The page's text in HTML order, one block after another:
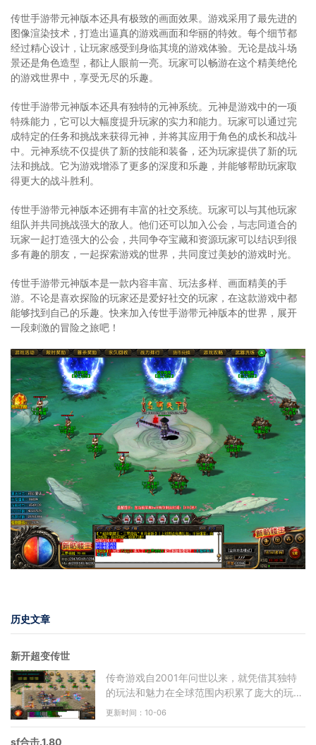
传世手游带元神版本还具有极致的画面效果。游戏采用了最先进的
图像渲染技术，打造出逼真的游戏画面和华丽的特效。每个细节都
经过精心设计，让玩家感受到身临其境的游戏体验。无论是战斗场
景还是角色造型，都让人眼前一亮。玩家可以畅游在这个精美绝伦
的游戏世界中，享受无尽的乐趣。
传世手游带元神版本还具有独特的元神系统。元神是游戏中的一项
特殊能力，它可以大幅度提升玩家的实力和能力。玩家可以通过完
成特定的任务和挑战来获得元神，并将其应用于角色的成长和战斗
中。元神系统不仅提供了新的技能和装备，还为玩家提供了新的玩
法和挑战。它为游戏增添了更多的深度和乐趣，并能够帮助玩家取
得更大的战斗胜利。
传世手游带元神版本还拥有丰富的社交系统。玩家可以与其他玩家
组队并共同挑战强大的敌人。他们还可以加入公会，与志同道合的
玩家一起打造强大的公会，共同争夺宝藏和资源玩家可以结识到很
多有趣的朋友，一起探索游戏的世界，共同度过美妙的游戏时光。
传世手游带元神版本是一款内容丰富、玩法多样、画面精美的手
游。不论是喜欢探险的玩家还是爱好社交的玩家，在这款游戏中都
能够找到自己的乐趣。快来加入传世手游带元神版本的世界，展开
一段刺激的冒险之旅吧！
历史文章
新开超变传世
传奇游戏自2001年问世以来，就凭借其独特
的玩法和魅力在全球范围内积累了庞大的玩家
基础。游戏中的自由度极高，玩家可以选择不
更新时间：10-06
sf合击.1.80